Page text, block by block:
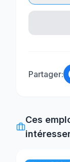
Partager:
Ces